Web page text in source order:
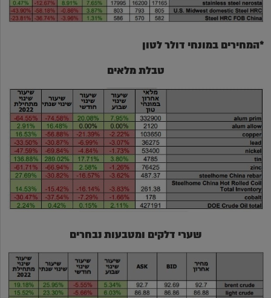
*המחירים במונחי דולר לטון
טבלת מלאים
שערי דלקים ומטבעות נבחרים